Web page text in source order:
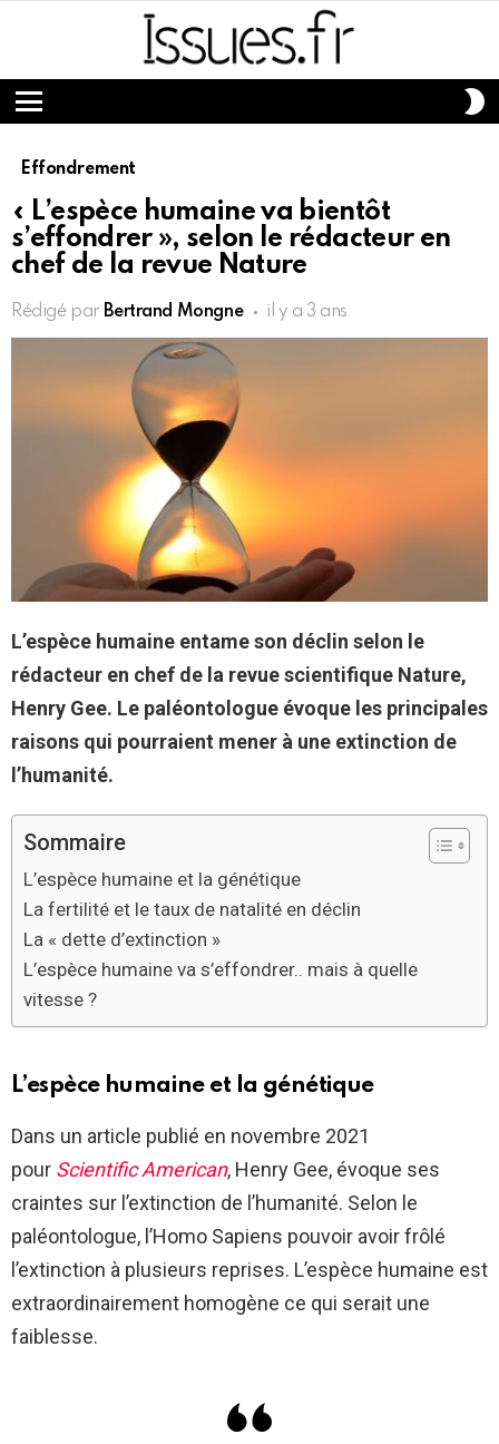
Menu
Effondrement
« L’espèce humaine va bientôt
s’effondrer », selon le rédacteur en
chef de la revue Nature
Rédigé par Bertrand Mongne il y a 3 ans
L’espèce humaine entame son déclin selon le
rédacteur en chef de la revue scientifique Nature,
Henry Gee. Le paléontologue évoque les principales
raisons qui pourraient mener à une extinction de
l’humanité.
Sommaire
L’espèce humaine et la génétique
La fertilité et le taux de natalité en déclin
La « dette d’extinction »
L’espèce humaine va s’effondrer.. mais à quelle
vitesse ?
L’espèce humaine et la génétique
Dans un article publié en novembre 2021
pour Scientific American, Henry Gee, évoque ses
craintes sur l’extinction de l’humanité. Selon le
paléontologue, l’Homo Sapiens pouvoir avoir frôlé
l’extinction à plusieurs reprises. L’espèce humaine est
extraordinairement homogène ce qui serait une
faiblesse.